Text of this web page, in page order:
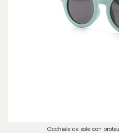
Occhiale da sole con